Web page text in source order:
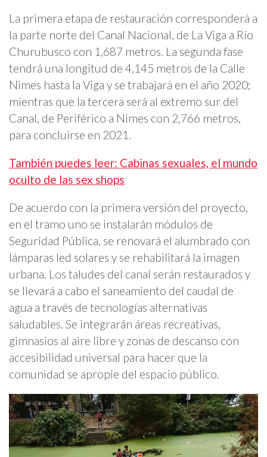
La primera etapa de restauración corresponderá a
la parte norte del Canal Nacional, de La Viga a Río
Churubusco con 1,687 metros. La segunda fase
tendrá una longitud de 4,145 metros de la Calle
Nimes hasta la Viga y se trabajará en el año 2020;
mientras que la tercera será al extremo sur del
Canal, de Periférico a Nimes con 2,766 metros,
para concluirse en 2021.
También puedes leer: Cabinas sexuales, el mundo
oculto de las sex shops
De acuerdo con la primera versión del proyecto,
en el tramo uno se instalarán módulos de
Seguridad Pública, se renovará el alumbrado con
lámparas led solares y se rehabilitará la imagen
urbana. Los taludes del canal serán restaurados y
se llevará a cabo el saneamiento del caudal de
agua a través de tecnologías alternativas
saludables. Se integrarán áreas recreativas,
gimnasios al aire libre y zonas de descanso con
accesibilidad universal para hacer que la
comunidad se apropie del espacio público.